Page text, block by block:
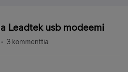
Leadtek usb modeemi
3 kommenttia